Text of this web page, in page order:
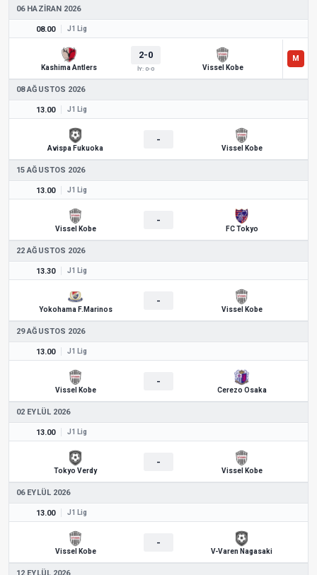
06 HAZIRAN 2026
08.00 J1 Lig
Kashima Antlers
2-0
İY: 0-0 Vissel Kobe
08 AĞUSTOS 2026
13.00 J1 Lig
Avispa Fukuoka
-
Vissel Kobe
15 AĞUSTOS 2026
13.00 J1 Lig
Vissel Kobe
-
FC Tokyo
22 AĞUSTOS 2026
13.30 J1 Lig
Yokohama F.Marinos
-
Vissel Kobe
29 AĞUSTOS 2026
13.00 J1 Lig
Vissel Kobe
-
Cerezo Osaka
02 EYLÜL 2026
13.00 J1 Lig
Tokyo Verdy
-
Vissel Kobe
06 EYLÜL 2026
13.00 J1 Lig
Vissel Kobe
-
V-Varen Nagasaki